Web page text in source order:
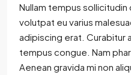
Nullam tempus sollicitudin
volutpat eu varius
adipiscing erat. Curabitur
tempus congue. Nam
Aenean gravida mi non